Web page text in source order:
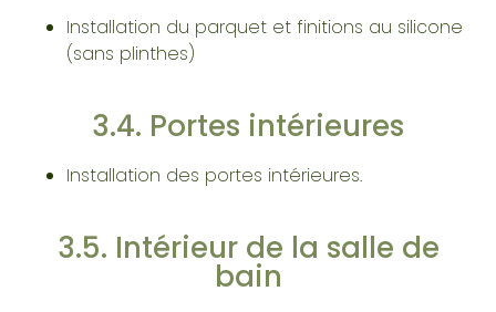
Installation du parquet et finitions au silicone
(sans plinthes)
3.4. Portes intérieures
Installation des portes intérieures.
3.5. Intérieur de la salle de
bain